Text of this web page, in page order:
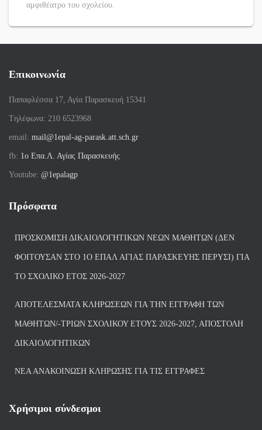
αμφιθέατρο του σχολείου.
Επικοινωνία
Παπαφλέσσα 17, Αγία Παρασκευή 15341
Tηλέφωνα: 210 6523968
email: mail@1epal-ag-parask.att.sch.gr
fb: 1ο Επα.Λ. Αγίας Παρασκευής
Youtube: @1epalagp
Πρόσφατα
ΠΡΟΣΚΌΜΙΣΗ ΔΙΚΑΙΟΛΟΓΗΤΙΚΏΝ ΝΈΩΝ ΜΑΘΗΤΏΝ (ΔΕΝ
ΦΟΙΤΟΎΣΑΝ ΣΤΟ 1Ο ΕΠΑΛ ΑΓΙΑΣ ΠΑΡΑΣΚΕΥΗΣ ΠΈΡΥΣΙ) ΓΙΑ
ΤΟ ΣΧΟΛΙΚΌ ΈΤΟΣ 2026-2027
ΑΠΟΤΕΛΈΣΜΑΤΑ ΚΛΗΡΏΣΕΩΝ ΓΙΑ ΤΗΝ ΕΓΓΡΑΦΉ ΤΩΝ
ΜΑΘΗΤΏΝ/-ΤΡΙΏΝ ΣΧΟΛΙΚΟΎ ΈΤΟΥΣ 2026-2027, ΑΠΟΣΤΟΛΉ
ΔΙΚΑΙΟΛΟΓΗΤΙΚΏΝ
ΝΕΑ ΑΝΑΚΟΙΝΩΣΗ ΚΛΗΡΩΣΗΣ ΓΙΑ ΤΙΣ ΕΓΓΡΑΦΕΣ
Χρήσιμοι σύνδεσμοι